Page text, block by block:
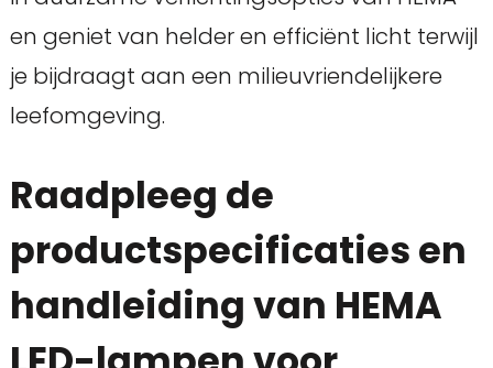
en geniet van helder en efficiënt licht terwijl
je bijdraagt aan een milieuvriendelijkere
leefomgeving.
Raadpleeg de
productspecificaties en
handleiding van HEMA